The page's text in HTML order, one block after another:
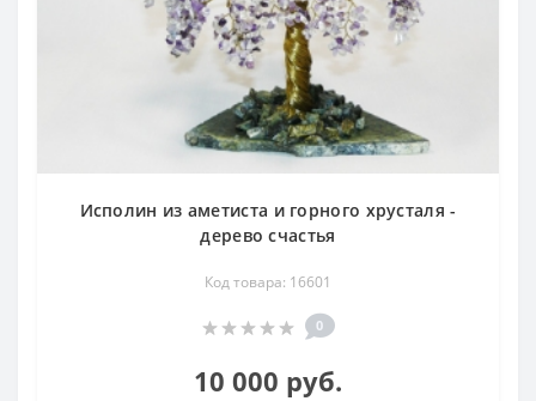
Исполин из аметиста и горного хрусталя -
дерево счастья
Код товара: 16601
0
10 000 руб.